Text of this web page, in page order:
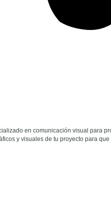
en comunicación visual para
y visuales de tu proyecto para